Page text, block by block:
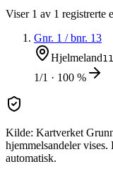
Viser 1 av 1 registrerte
Gnr. 1 / bnr. 13
Hjelmeland
1/1 · 100 %
Kilde: Kartverket
hjemmelsandeler
automatisk.